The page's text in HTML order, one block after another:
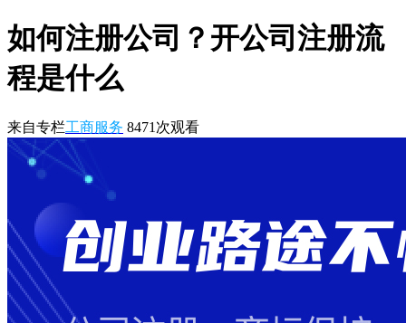
如何注册公司？开公司注册流
程是什么
来自专栏工商服务 8471 次观看